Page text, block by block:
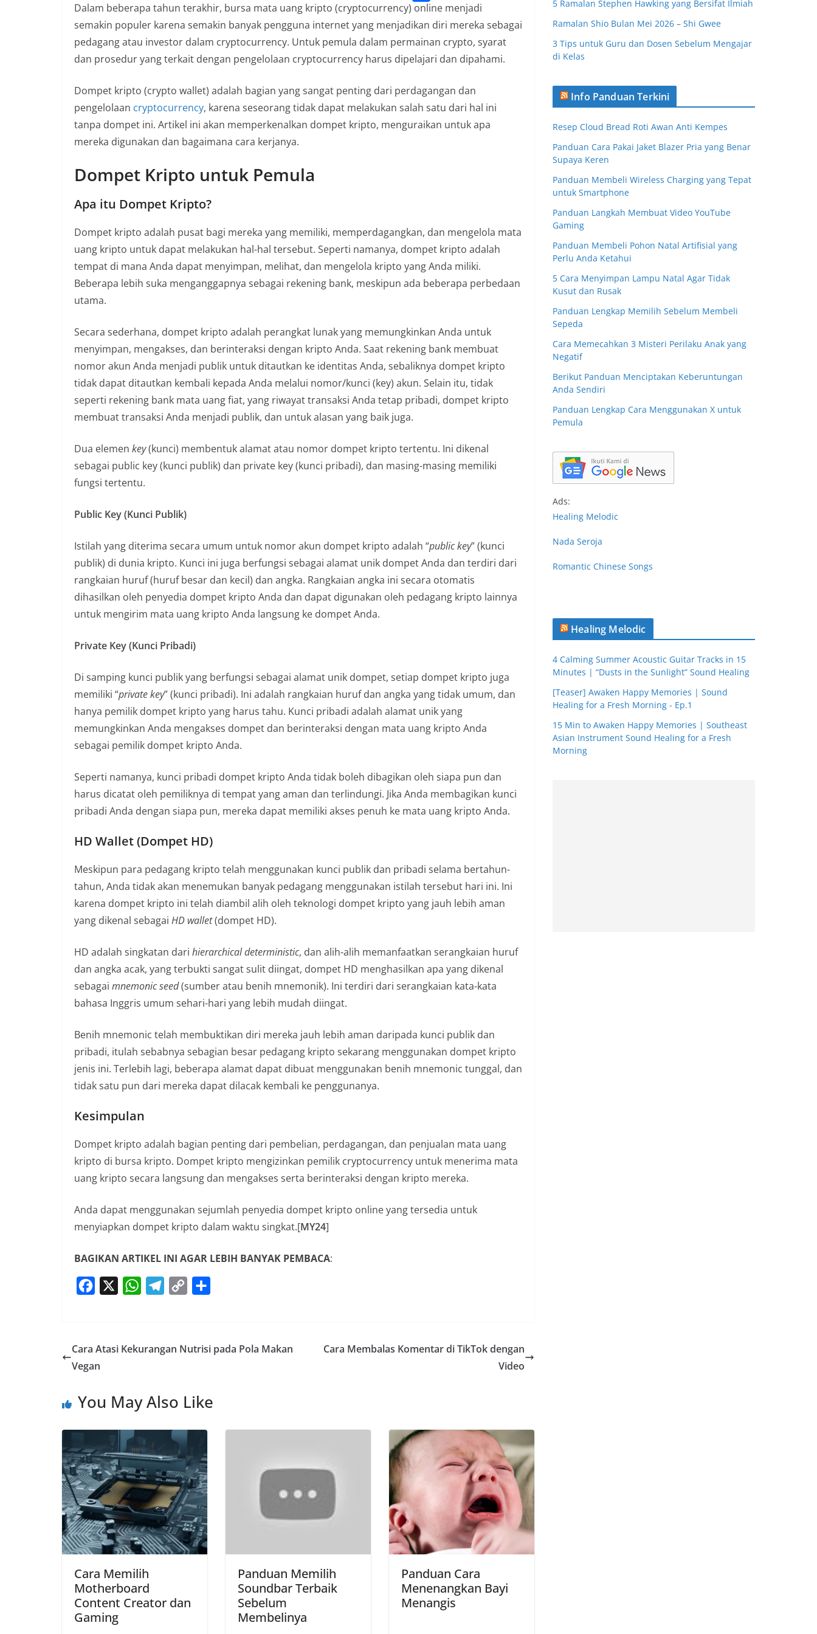
Dalam beberapa tahun terakhir, bursa mata uang kripto (cryptocurrency) online menjadi
semakin populer karena semakin banyak pengguna internet yang menjadikan diri mereka sebagai
pedagang atau investor dalam cryptocurrency. Untuk pemula dalam permainan crypto, syarat
dan prosedur yang terkait dengan pengelolaan cryptocurrency harus dipelajari dan dipahami.
Dompet kripto (crypto wallet) adalah bagian yang sangat penting dari perdagangan dan
pengelolaan cryptocurrency, karena seseorang tidak dapat melakukan salah satu dari hal ini
tanpa dompet ini. Artikel ini akan memperkenalkan dompet kripto, menguraikan untuk apa
mereka digunakan dan bagaimana cara kerjanya.
Dompet Kripto untuk Pemula
Apa itu Dompet Kripto?
Dompet kripto adalah pusat bagi mereka yang memiliki, memperdagangkan, dan mengelola mata
uang kripto untuk dapat melakukan hal-hal tersebut. Seperti namanya, dompet kripto adalah
tempat di mana Anda dapat menyimpan, melihat, dan mengelola kripto yang Anda miliki.
Beberapa lebih suka menganggapnya sebagai rekening bank, meskipun ada beberapa perbedaan
utama.
Secara sederhana, dompet kripto adalah perangkat lunak yang memungkinkan Anda untuk
menyimpan, mengakses, dan berinteraksi dengan kripto Anda. Saat rekening bank membuat
nomor akun Anda menjadi publik untuk ditautkan ke identitas Anda, sebaliknya dompet kripto
tidak dapat ditautkan kembali kepada Anda melalui nomor/kunci (key) akun. Selain itu, tidak
seperti rekening bank mata uang fiat, yang riwayat transaksi Anda tetap pribadi, dompet kripto
membuat transaksi Anda menjadi publik, dan untuk alasan yang baik juga.
Dua elemen key(kunci) membentuk alamat atau nomor dompet kripto tertentu. Ini dikenal
sebagai public key (kunci publik) dan private key (kunci pribadi), dan masing-masing memiliki
fungsi tertentu.
Public Key (Kunci Publik)
Istilah yang diterima secara umum untuk nomor akun dompet kripto adalah “public key” (kunci
publik) di dunia kripto. Kunci ini juga berfungsi sebagai alamat unik dompet Anda dan terdiri dari
rangkaian huruf (huruf besar dan kecil) dan angka. Rangkaian angka ini secara otomatis
dihasilkan oleh penyedia dompet kripto Anda dan dapat digunakan oleh pedagang kripto lainnya
untuk mengirim mata uang kripto Anda langsung ke dompet Anda.
Private Key (Kunci Pribadi)
Di samping kunci publik yang berfungsi sebagai alamat unik dompet, setiap dompet kripto juga
memiliki “private key” (kunci pribadi). Ini adalah rangkaian huruf dan angka yang tidak umum, dan
hanya pemilik dompet kripto yang harus tahu. Kunci pribadi adalah alamat unik yang
memungkinkan Anda mengakses dompet dan berinteraksi dengan mata uang kripto Anda
sebagai pemilik dompet kripto Anda.
Seperti namanya, kunci pribadi dompet kripto Anda tidak boleh dibagikan oleh siapa pun dan
harus dicatat oleh pemiliknya di tempat yang aman dan terlindungi. Jika Anda membagikan kunci
pribadi Anda dengan siapa pun, mereka dapat memiliki akses penuh ke mata uang kripto Anda.
HD Wallet (Dompet HD)
Meskipun para pedagang kripto telah menggunakan kunci publik dan pribadi selama bertahun-
tahun, Anda tidak akan menemukan banyak pedagang menggunakan istilah tersebut hari ini. Ini
karena dompet kripto ini telah diambil alih oleh teknologi dompet kripto yang jauh lebih aman
yang dikenal sebagai HD wallet(dompet HD).
HD adalah singkatan dari hierarchical deterministic, dan alih-alih memanfaatkan serangkaian huruf
dan angka acak, yang terbukti sangat sulit diingat, dompet HD menghasilkan apa yang dikenal
sebagai mnemonic seed(sumber atau benih mnemonik). Ini terdiri dari serangkaian kata-kata
bahasa Inggris umum sehari-hari yang lebih mudah diingat.
Benih mnemonic telah membuktikan diri mereka jauh lebih aman daripada kunci publik dan
pribadi, itulah sebabnya sebagian besar pedagang kripto sekarang menggunakan dompet kripto
jenis ini. Terlebih lagi, beberapa alamat dapat dibuat menggunakan benih mnemonic tunggal, dan
tidak satu pun dari mereka dapat dilacak kembali ke penggunanya.
Kesimpulan
Dompet kripto adalah bagian penting dari pembelian, perdagangan, dan penjualan mata uang
kripto di bursa kripto. Dompet kripto mengizinkan pemilik cryptocurrency untuk menerima mata
uang kripto secara langsung dan mengakses serta berinteraksi dengan kripto mereka.
Anda dapat menggunakan sejumlah penyedia dompet kripto online yang tersedia untuk
menyiapkan dompet kripto dalam waktu singkat.[MY24]
BAGIKAN ARTIKEL INI AGAR LEBIH BANYAK PEMBACA:
W
g
n
e
Cara Atasi Kekurangan Nutrisi pada Pola Makan
Vegan
Cara Membalas Komentar di TikTok dengan
Video
You May Also Like
Cara Memilih
Motherboard
Content Creator dan
Gaming
Panduan Memilih
Soundbar Terbaik
Sebelum
Membelinya
Panduan Cara
Menenangkan Bayi
Menangis
5 Ramalan Stephen Hawking yang Bersifat Ilmiah
Ramalan Shio Bulan Mei 2026 – Shi Gwee
3 Tips untuk Guru dan Dosen Sebelum Mengajar
di Kelas
Info Panduan Terkini
Resep Cloud Bread Roti Awan Anti Kempes
Panduan Cara Pakai Jaket Blazer Pria yang Benar
Supaya Keren
Panduan Membeli Wireless Charging yang Tepat
untuk Smartphone
Panduan Langkah Membuat Video YouTube
Gaming
Panduan Membeli Pohon Natal Artifisial yang
Perlu Anda Ketahui
5 Cara Menyimpan Lampu Natal Agar Tidak
Kusut dan Rusak
Panduan Lengkap Memilih Sebelum Membeli
Sepeda
Cara Memecahkan 3 Misteri Perilaku Anak yang
Negatif
Berikut Panduan Menciptakan Keberuntungan
Anda Sendiri
Panduan Lengkap Cara Menggunakan X untuk
Pemula
Ads:
Healing Melodic
Nada Seroja
Romantic Chinese Songs
Healing Melodic
4 Calming Summer Acoustic Guitar Tracks in 15
Minutes | “Dusts in the Sunlight” Sound Healing
[Teaser] Awaken Happy Memories | Sound
Healing for a Fresh Morning - Ep.1
15 Min to Awaken Happy Memories | Southeast
Asian Instrument Sound Healing for a Fresh
Morning
o
k
s
A
e
g
r
m
o
p
y
L
n
k
S
h
a
r
e